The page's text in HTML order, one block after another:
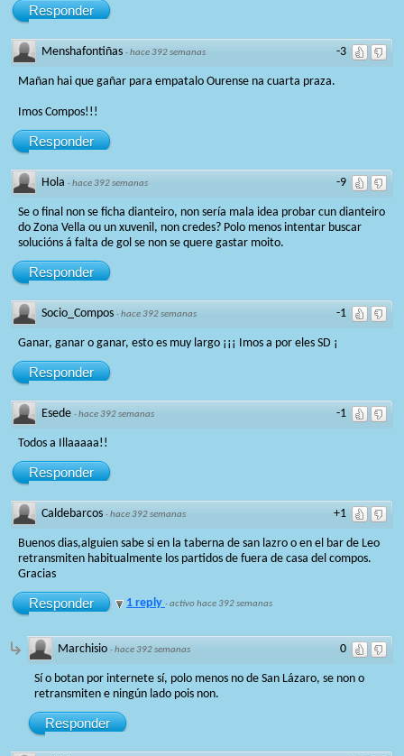
Responder
-3
Menshafontiñas ·hace 392 semanas
Mañan hai que gañar para empatalo Ourense na cuarta praza.
Imos Compos!!!
Responder
-9
Hola ·hace 392 semanas
Se o final non se ficha dianteiro, non sería mala idea probar cun dianteiro
do Zona Vella ou un xuvenil, non credes? Polo menos intentar buscar
solucións á falta de gol se non se quere gastar moito.
Responder
-1
Socio_Compos ·hace 392 semanas
Ganar, ganar o ganar, esto es muy largo ¡¡¡ Imos a por eles SD ¡
Responder
-1
Esede ·hace 392 semanas
Todos a Illaaaaa!!
Responder
+1
Caldebarcos ·hace 392 semanas
Buenos dias,alguien sabe si en la taberna de san lazro o en el bar de Leo
retransmiten habitualmente los partidos de fuera de casa del compos.
Gracias
Responder 1 reply ·activo hace 392 semanas
0
Marchisio ·hace 392 semanas
Sí o botan por internete sí, polo menos no de San Lázaro, se non o
retransmiten e ningún lado pois non.
Responder